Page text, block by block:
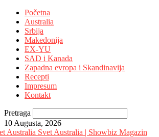
Početna
Australia
Srbija
Makedonija
EX-YU
SAD i Kanada
Zapadna evropa i Skandinavija
Recepti
Impresum
Kontakt
Pretraga
10 Augusta, 2026
Svet Australia | Showbiz Magazin